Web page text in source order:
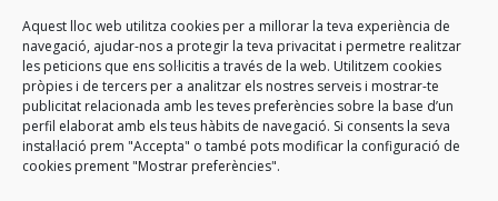
Aquest lloc web utilitza cookies per a millorar la teva experiència de
navegació, ajudar-nos a protegir la teva privacitat i permetre realitzar
les peticions que ens sol·licitis a través de la web. Utilitzem cookies
pròpies i de tercers per a analitzar els nostres serveis i mostrar-te
publicitat relacionada amb les teves preferències sobre la base d’un
perfil elaborat amb els teus hàbits de navegació. Si consents la seva
instal·lació prem "Accepta" o també pots modificar la configuració de
cookies prement "Mostrar preferències".
nosaltres. Atendrà la vostra sol·licitud l'equip
més adient per a facilitar-vos una resposta
satisfactòria.
Contacta